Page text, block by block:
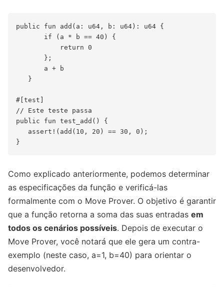
public fun add(a: u64, b: u64): u64 {
       if (a * b == 40) {
           return 0
       };
       a + b
   }
#[test]
// Este teste passa
public fun test_add() {
   assert!(add(10, 20) == 30, 0);
Como explicado anteriormente, podemos determinar
as especificações da função e verificá-las
formalmente com o Move Prover. O objetivo é garantir
que a função retorna a soma das suas entradas em
todos os cenários possíveis. Depois de executar o
Move Prover, você notará que ele gera um contra-
exemplo (neste caso, a=1, b=40) para orientar o
desenvolvedor.